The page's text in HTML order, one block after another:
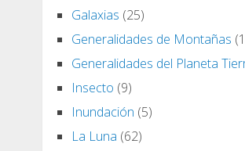
Galaxias (25)
Generalidades de Montañas
Generalidades del Planeta
Insecto (9)
Inundación (5)
La Luna (62)